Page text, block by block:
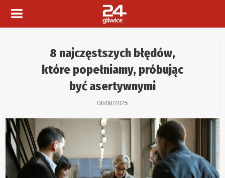
8 najczęstszych błędów,
które popełniamy, próbując
być asertywnymi
08/08/2025